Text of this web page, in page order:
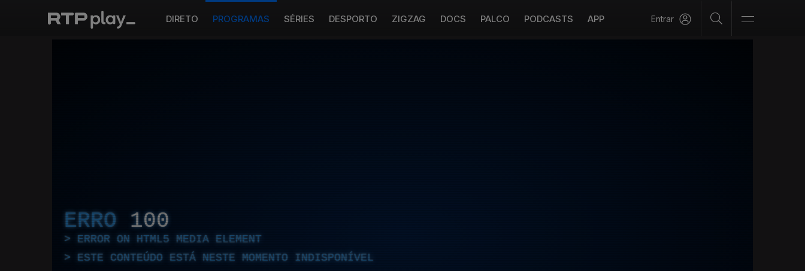
DIRETO PROGRAMAS SÉRIES DESPORTO ZIGZAG DOCS PALCO PODCASTS APP Entrar
ERRO 100
ERROR ON HTML5 MEDIA ELEMENT
ESTE CONTEÚDO ESTÁ NESTE MOMENTO INDISPONÍVEL